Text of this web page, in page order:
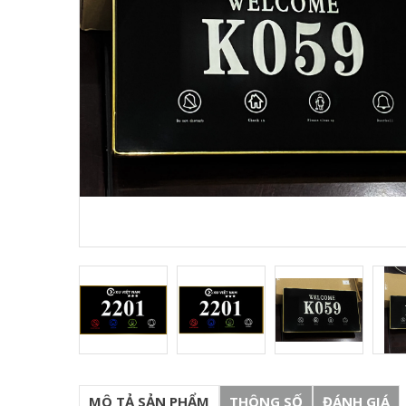
MÔ TẢ SẢN PHẨM THÔNG SỐ ĐÁNH GIÁ
Máy Quét Mã Vạch, Mã
QR - Newland FR40
1,990,000 ₫2,250,000
Khóa Tủ Đồ HT9126
Khóa Tủ Đồ HT9132
-66%